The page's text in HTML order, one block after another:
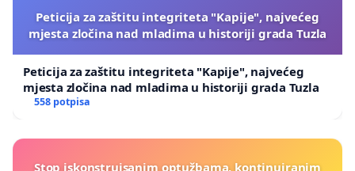
Peticija za zaštitu integriteta "Kapije", najvećeg
mjesta zločina nad mladima u historiji grada Tuzla
Peticija za zaštitu integriteta "Kapije", najvećeg
mjesta zločina nad mladima u historiji grada Tuzla
558 potpisa
Stop iskonstruisanim optužbama, kontinuiranim